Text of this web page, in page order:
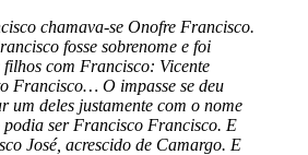
chamava-se Onofre Francisco.
fosse sobrenome e foi
filhos com Francisco: Vicente
Francisco… O impasse se deu
um deles justamente com o nome
ser Francisco Francisco. E
José, acrescido de Camargo. E